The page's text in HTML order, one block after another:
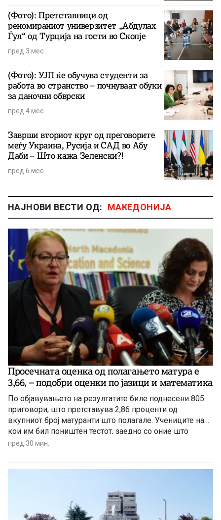
(Фото): Претставници од
реномираниот универзитет „Абдулах
Ѓул“ од Турција на гости во Скопје
пред 3 мес.
(Фото): УЈП ќе обучува студенти за
работа во странство – почнуваат обуки
за даночни обврски
пред 4 мес.
Заврши вториот круг од преговорите
меѓу Украина, Русија и САД во Абу
Даби – Што кажа Зеленски?!
пред 6 мес.
НАЈНОВИ ВЕСТИ ОД: МАКЕДОНИЈА
Просечната оценка од полагањето матура е
3,66, – подобри оценки по јазици и математика
По објавувањето на резултатите биле поднесени 805
приговори, што претставува 2,86 проценти од
вкупниот број матуранти што полагале. Учениците на
кои им бил поништен тестот, заедно со оние што
отсуствувале во јуни, ќе може да полагаат во
пред 30 мин.